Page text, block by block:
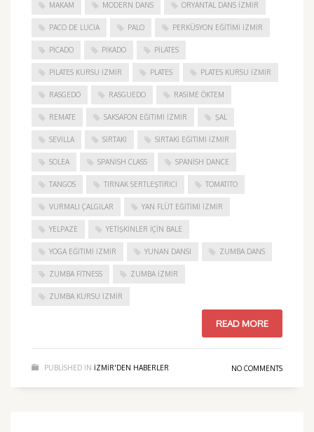
MAKAM MODERN DANS ORYANTAL DANS İZMIR
PACO DE LUCIA PALO PERKÜSYON EĞITIMI İZMIR
PICADO PIKADO PILATES
PILATES KURSU İZMIR PLATES PLATES KURSU İZMIR
RASGEDO RASGUEDO RASIME ÖKTEM
REMATE SAKSAFON EĞITIMI İZMIR ŞAL
SEVILLA SIRTAKI SIRTAKI EĞITIMI İZMIR
SOLEA SPANISH CLASS SPANISH DANCE
TANGOS TIRNAK SERTLEŞTIRICI TOMATITO
VURMALI ÇALGILAR YAN FLÜT EĞITIMI İZMIR
YELPAZE YETIŞKINLER IÇIN BALE
YOGA EĞITIMI İZMIR YUNAN DANSI ZUMBA DANS
ZUMBA FITNESS ZUMBA İZMIR
ZUMBA KURSU İZMIR
READ MORE
PUBLISHED IN IZMIR'DEN HABERLER NO COMMENTS